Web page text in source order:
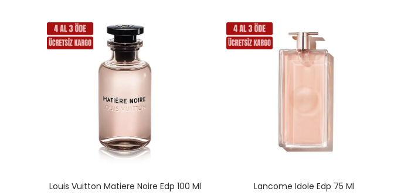
Louis Vuitton Matiere Noire Edp 100 Ml Lancome Idole Edp 75 Ml